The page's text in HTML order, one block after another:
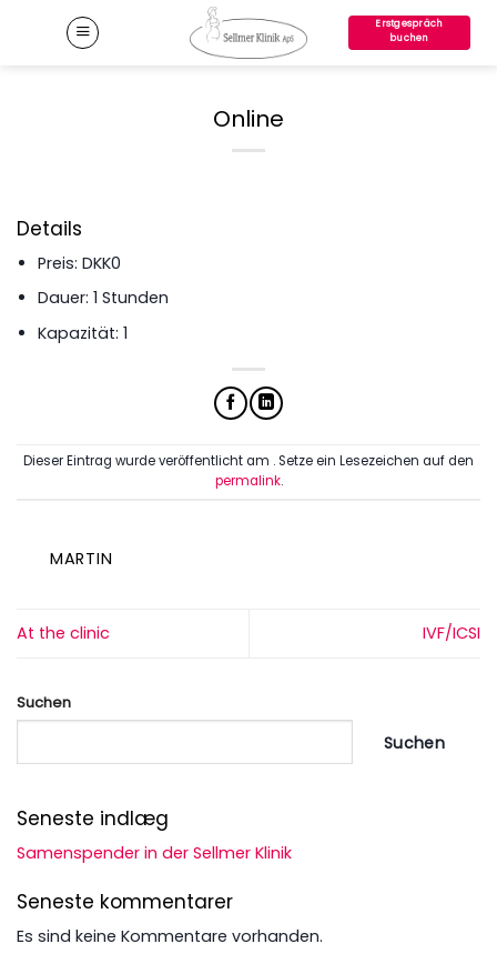
Erstgespräch
buchen
Online
Details
Preis: DKK0
Dauer: 1 Stunden
Kapazität: 1
Dieser Eintrag wurde veröffentlicht am . Setze ein Lesezeichen auf den
permalink.
MARTIN
At the clinic IVF/ICSI
Suchen
Suchen
Seneste indlæg
Samenspender in der Sellmer Klinik
Seneste kommentarer
Es sind keine Kommentare vorhanden.